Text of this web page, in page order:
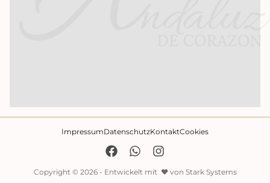
ImpressumDatenschutzKontaktCookies
Copyright © 2026 - Entwickelt mit ♥️ von Stark Systems